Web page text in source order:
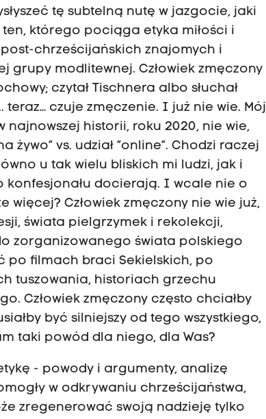
tę subtelną nutę w jazgocie, jaki
którego pociąga etyka miłości i
chrześcijańskich znajomych i
grupy modlitewnej. Człowiek zmęczony
czytał Tischnera albo słuchał
teraz… czuje zmęczenie. I już nie wie. Mój
najnowszej historii, roku 2020, nie wie,
vs. udział “online”. Chodzi raczej
u tak wielu bliskich mi ludzi, jak i
konfesjonału docierają. I wcale nie o
więcej? Człowiek zmęczony nie wie już,
świata pielgrzymek i rekolekcji,
zorganizowanego świata polskiego
po filmach braci Sekielskich, po
tuszowania, historiach grzechu
Człowiek zmęczony często chciałby
być silniejszy od tego wszystkiego,
taki powód dla niego, dla Was?
- powody i argumenty, analizę
w odkrywaniu chrześcijaństwa,
zregenerować swoją nadzieję tylko